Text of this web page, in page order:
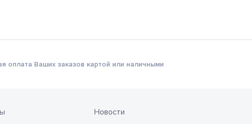
оплата Ваших заказов картой или наличными
Новости